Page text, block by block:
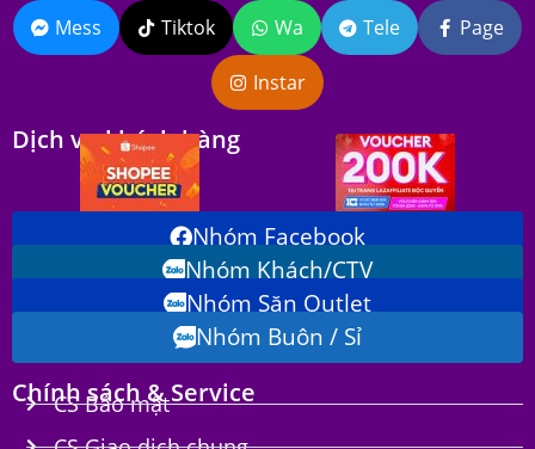
Mess Tiktok Wa Tele Page
Instar
Dịch vụ khách hàng
Nhóm Facebook
Nhóm Khách/CTV
Nhóm Săn Outlet
Nhóm Buôn / Sỉ
Chính sách & Service
CS Bảo mật